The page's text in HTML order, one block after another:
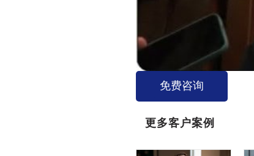
免费咨询
更多客户案例